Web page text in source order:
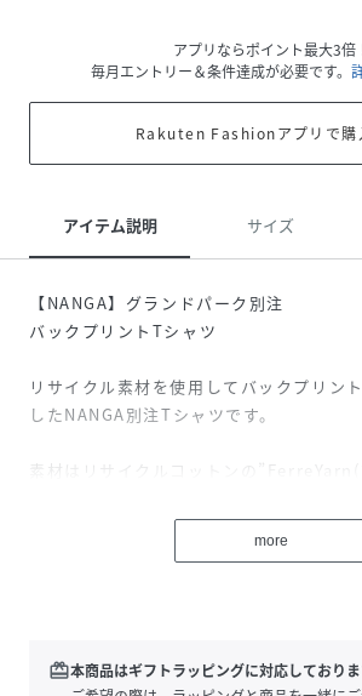
アプリならポイント最大3倍
毎月エントリー＆条件達成が必要です。
Rakuten Fashionアプリで購
アイテム説明 サイズ
【NANGA】グランドパーク別注
バックプリントTシャツ
リサイクル素材を使用してバックプリン
したNANGA別注Tシャツです。
素材はリサイクルコットンの”FerreYarn(
リカバー糸を使用したコットン生地で作
さらに、ポリエステルを混紡する事で生
背面プリントも、ＮＡＮＧＡロゴに
more
redeem本商品はギフトラッピングに対応しておりま